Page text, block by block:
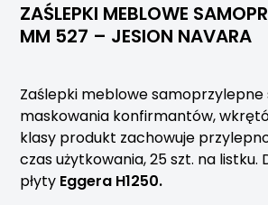
ZAŚLEPKI MEBLOWE
MM 527 – JESION NAVARA
Zaślepki meblowe samoprzylepne
maskowania konfirmantów,
klasy produkt zachowuje
czas użytkowania, 25 szt. na listku.
płyty Eggera H1250.